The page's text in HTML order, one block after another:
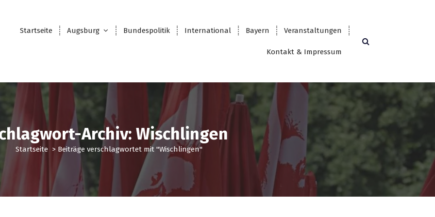
Startseite Augsburg Bundespolitik International Bayern Veranstaltungen
Kontakt & Impressum
Archiv: Wischlingen
Startseite> Beiträge verschlagwortet mit "Wischlingen"